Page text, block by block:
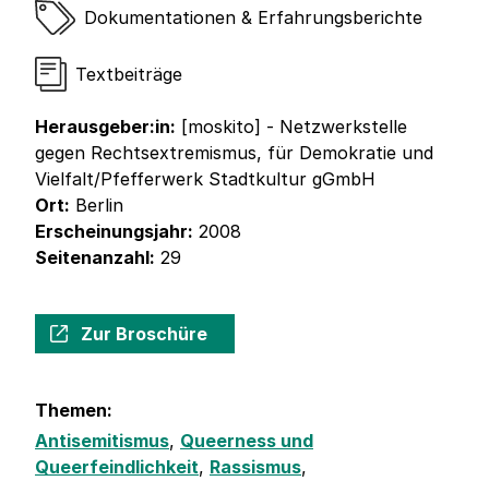
Dokumentationen & Erfahrungsberichte
Textbeiträge
Herausgeber:in: [moskito] - Netzwerkstelle
gegen Rechtsextremismus, für Demokratie und
Vielfalt/Pfefferwerk Stadtkultur gGmbH
Ort: Berlin
Erscheinungsjahr: 2008
Seitenanzahl: 29
Zur Broschüre
Themen:
Antisemitismus, Queerness und
Queerfeindlichkeit, Rassismus,